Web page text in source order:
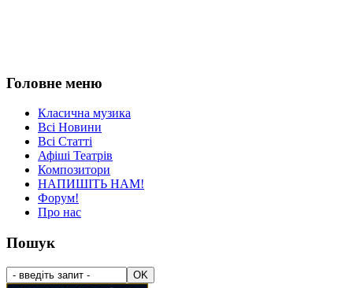
Головне меню
Класична музика
Всі Новини
Всі Статті
Афіші Театрів
Композитори
НАПИШІТЬ НАМ!
Форум!
Про нас
Пошук